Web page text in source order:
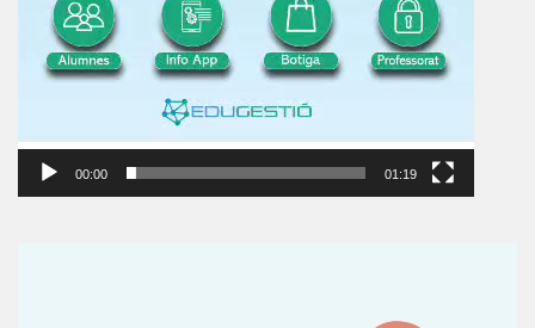
00:00 01:19